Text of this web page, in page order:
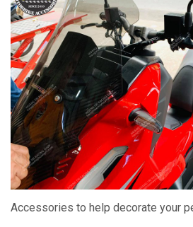
Accessories to help decorate your